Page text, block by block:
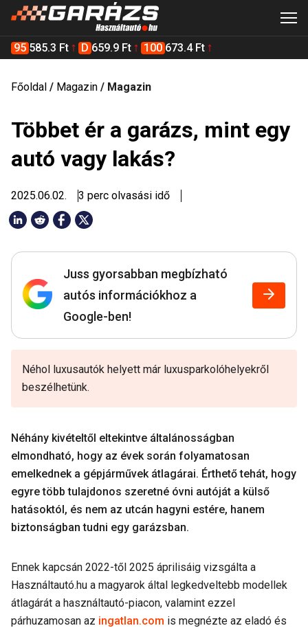
95 585.3 Ft D 659.9 Ft 100 673.4 Ft
Főoldal / Magazin / Magazin
Többet ér a garázs, mint egy
autó vagy lakás?
2025.06.02. 3 perc olvasási idő
Juss gyorsabban megbízható
autós információkhoz a
Google-ben!
Néhol luxusautók helyett már luxusparkolóhelyekről
beszélhetünk.
Néhány kivételtől eltekintve általánosságban
elmondható, hogy az évek során folyamatosan
emelkednek a gépjárművek átlagárai. Érthető tehát, hogy
egyre több tulajdonos szeretné óvni autóját a külső
hatásoktól, és nem az utcán hagyni estére, hanem
biztonságban tudni egy garázsban.
Ennek kapcsán 2022-től 2025 áprilisáig vizsgálta a
Használtautó.hu a magyarok által legkedveltebb modellek
átlagárát a használtautó-piacon, valamint ezzel
párhuzamosan az ingatlan.com is megnézte az eladó és